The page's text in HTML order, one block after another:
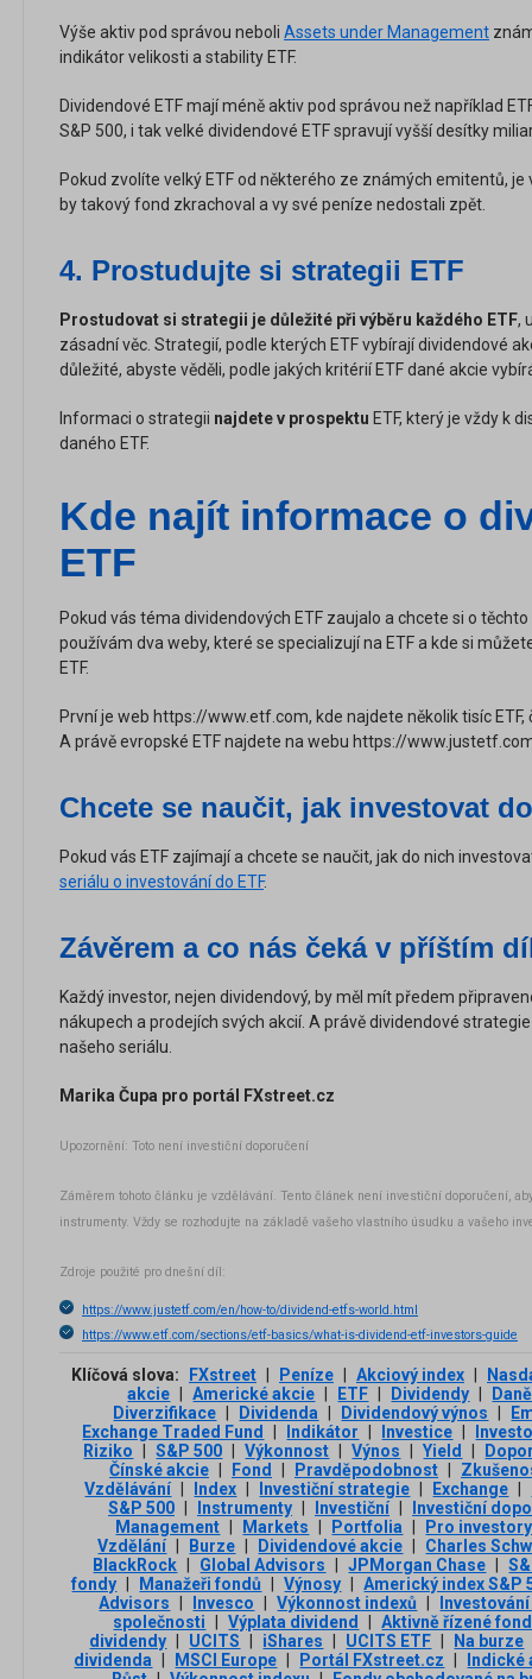
Výše aktiv pod správou neboli Assets under Management
indikátor velikosti a stability ETF.
Dividendové ETF mají méně aktiv pod správou než například
S&P 500, i tak velké dividendové ETF spravují vyšší desítky
Pokud zvolíte velký ETF od některého ze známých emitentů,
by takový fond zkrachoval a vy své peníze nedostali zpět.
4. Prostudujte si strategii ETF
Prostudovat si strategii je důležité při výběru každého ETF,
zásadní věc. Strategií, podle kterých ETF vybírají dividendové
důležité, abyste věděli, podle jakých kritérií ETF dané akcie
Informaci o strategii najdete v prospektu ETF, který je vždy k
daného ETF.
Kde najít informace o
ETF
Pokud vás téma dividendových ETF zaujalo a chcete si o
používám dva weby, které se specializují na ETF a kde si
ETF.
První je web https://www.etf.com, kde najdete několik tisíc ETF,
A právě evropské ETF najdete na webu https://
Chcete se naučit, jak investovat
Pokud vás ETF zajímají a chcete se naučit, jak do nich
seriálu o investování do ETF.
Závěrem a co nás čeká v příštím
Každý investor, nejen dividendový, by měl mít předem
nákupech a prodejích svých akcií. A právě dividendové
našeho seriálu.
Marika Čupa pro portál FXstreet.cz
Upozornění: Toto není investiční doporučení
Záměrem tohoto článku je vzdělávání. Tento článek není investiční doporučení,
instrumenty. Vždy se rozhodujte na základě vašeho vlastního úsudku a vašeho
Zdroje použité pro dnešní díl:
https://www.justetf.com/en/how-to/dividend-etfs-world.html
https://www.etf.com/sections/etf-basics/what-is-dividend-etf-investors-guide
Klíčová slova: FXstreet Peníze Akciový index
akcie
Americké akcie ETF Dividendy
Daně
Diverzifikace
Dividenda Dividendový výnos
Exchange Traded Fund
Indikátor Investice
Riziko
S&P 500 Výkonnost Výnos Yield
Čínské akcie
Fond Pravděpodobnost
Vzdělávání
Index Investiční strategie Exchange
S&P 500
Instrumenty Investiční
Investiční
Management
Markets Portfolia
Pro investory
Vzdělání
Burze Dividendové akcie
Charles
BlackRock
Global Advisors JPMorgan Chase
fondy
Manažeři fondů Výnosy
Americký index S&P
Advisors
Invesco Výkonnost indexů
společnosti
Výplata dividend
Aktivně řízené
dividendy
UCITS iShares UCITS ETF
Na burze
dividenda
MSCI Europe Portál FXstreet.cz
Indické